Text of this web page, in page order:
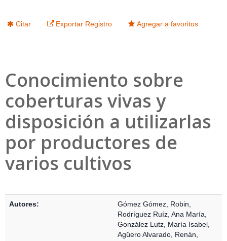
Citar Exportar Registro Agregar a favoritos
Conocimiento sobre
coberturas vivas y
disposición a utilizarlas
por productores de
varios cultivos
Autores: Gómez Gómez, Robin
Rodríguez Ruíz, Ana María
González Lutz, María Isabel
Agüero Alvarado, Renán